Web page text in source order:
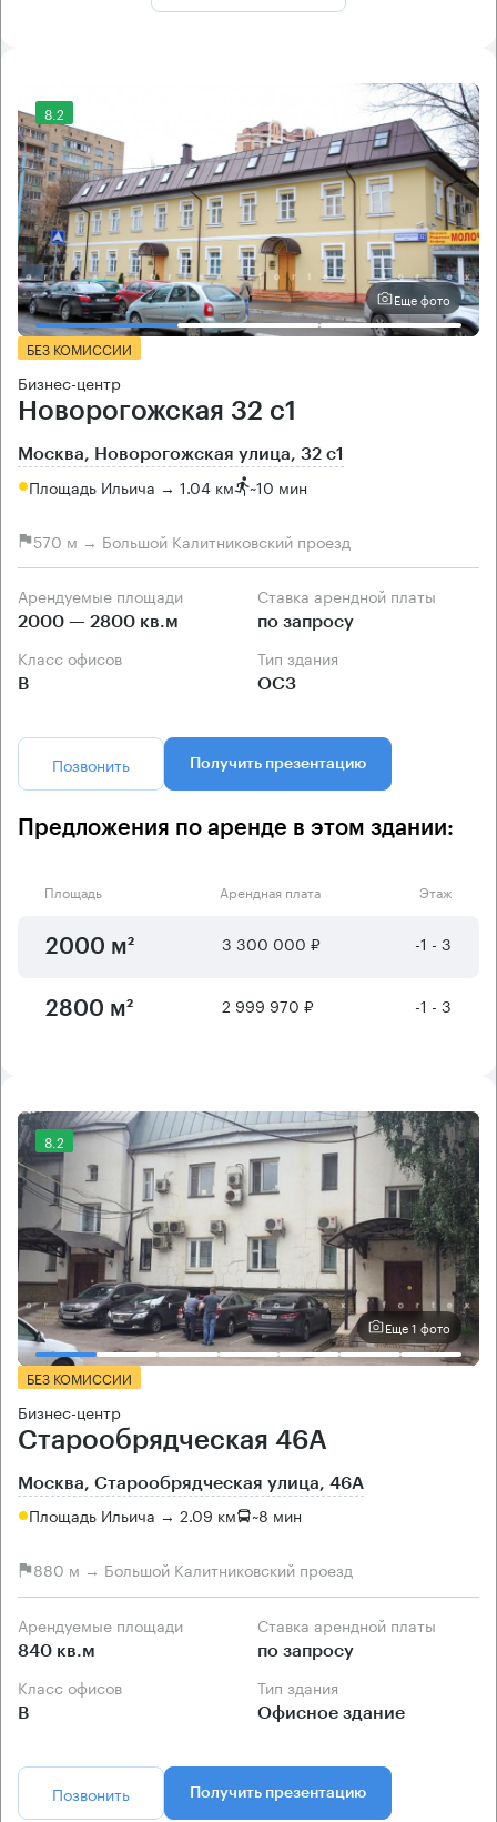
8.2
Еще фото
БЕЗ КОМИССИИ
Бизнес-центр
Новорогожская 32 с1
Москва, Новорогожская улица, 32 с1
Площадь Ильича → 1.04 км ~10 мин
570 м → Большой Калитниковский проезд
Арендуемые площади
2000 — 2800 кв.м
Ставка арендной платы
по запросу
Класс офисов
B
Тип здания
ОСЗ
Позвонить Получить презентацию
Предложения по аренде в этом здании:
Площадь Арендная плата Этаж
2000 м² 3 300 000 ₽ -1 - 3
2800 м² 2 999 970 ₽ -1 - 3
8.2
Еще 1 фото
БЕЗ КОМИССИИ
Бизнес-центр
Старообрядческая 46А
Москва, Старообрядческая улица, 46А
Площадь Ильича → 2.09 км ~8 мин
880 м → Большой Калитниковский проезд
Арендуемые площади
840 кв.м
Ставка арендной платы
по запросу
Класс офисов
B
Тип здания
Офисное здание
Позвонить Получить презентацию